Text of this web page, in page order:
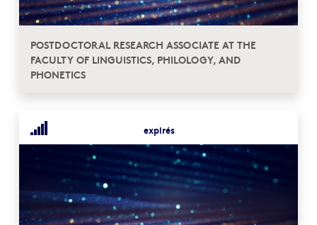
POSTDOCTORAL RESEARCH ASSOCIATE AT THE
FACULTY OF LINGUISTICS, PHILOLOGY, AND
PHONETICS
expirés